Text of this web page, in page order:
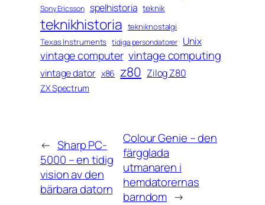
Sony Ericsson spelhistoria teknik
teknikhistoria tekniknostalgi
Texas Instruments tidiga persondatorer Unix
vintage computer vintage computing
vintage dator x86 z80 Zilog Z80
ZX Spectrum
← Sharp PC-
5000 – en tidig
vision av den
bärbara datorn
Colour Genie – den
färgglada
utmanaren i
hemdatorernas
barndom →